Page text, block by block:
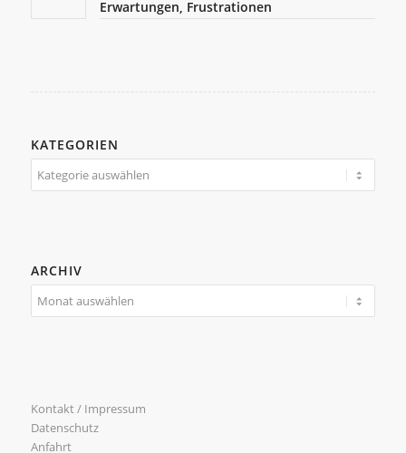
Erwartungen, Frustrationen
KATEGORIEN
Kategorien
ARCHIV
Kontakt / Impressum
Datenschutz
Anfahrt